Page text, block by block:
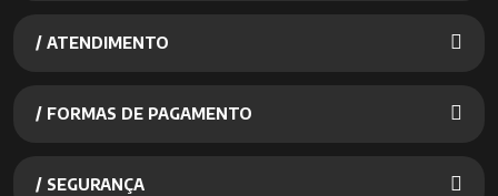
/ ATENDIMENTO
/ FORMAS DE PAGAMENTO
/ SEGURANÇA